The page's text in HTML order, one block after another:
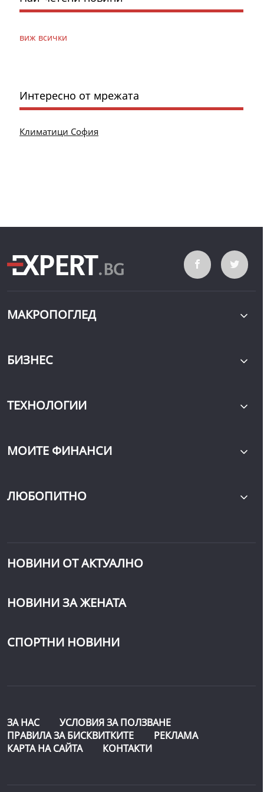
виж всички
Интересно от мрежата
Климатици София
МАКРОПОГЛЕД
БИЗНЕС
ТЕХНОЛОГИИ
МОИТЕ ФИНАНСИ
ЛЮБОПИТНО
НОВИНИ ОТ АКТУАЛНО
НОВИНИ ЗА ЖЕНАТА
СПОРТНИ НОВИНИ
ЗА НАС
УСЛОВИЯ ЗА ПОЛЗВАНЕ
ПРАВИЛА ЗА БИСКВИТКИТЕ
РЕКЛАМА
КАРТА НА САЙТА
КОНТАКТИ